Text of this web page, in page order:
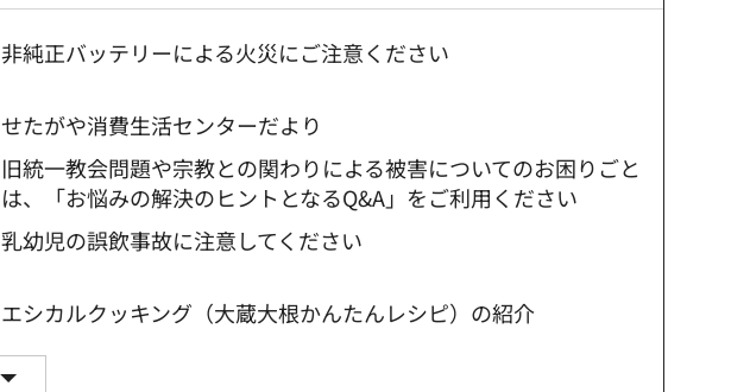
非純正バッテリーによる火災にご注意ください
せたがや消費生活センターだより
旧統一教会問題や宗教との関わりによる被害についてのお困りごと
は、「お悩みの解決のヒントとなるQ&A」をご利用ください
乳幼児の誤飲事故に注意してください
エシカルクッキング（大蔵大根かんたんレシピ）の紹介